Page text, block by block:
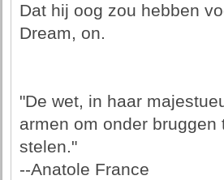
Dat hij oog zou hebben
Dream, on.
"De wet, in haar
armen om onder
stelen."
--Anatole France